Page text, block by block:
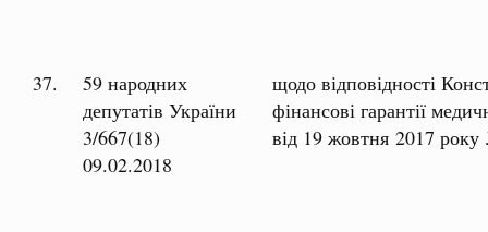
37.
59 народних
депутатів України
3/667(18)
09.02.2018
щодо відповідності
фінансові гарантії
від 19 жовтня 2017